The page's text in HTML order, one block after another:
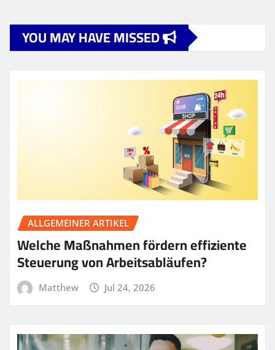
YOU MAY HAVE MISSED
ALLGEMEINER ARTIKEL
Welche Maßnahmen fördern effiziente
Steuerung von Arbeitsabläufen?
Matthew Jul 24, 2026